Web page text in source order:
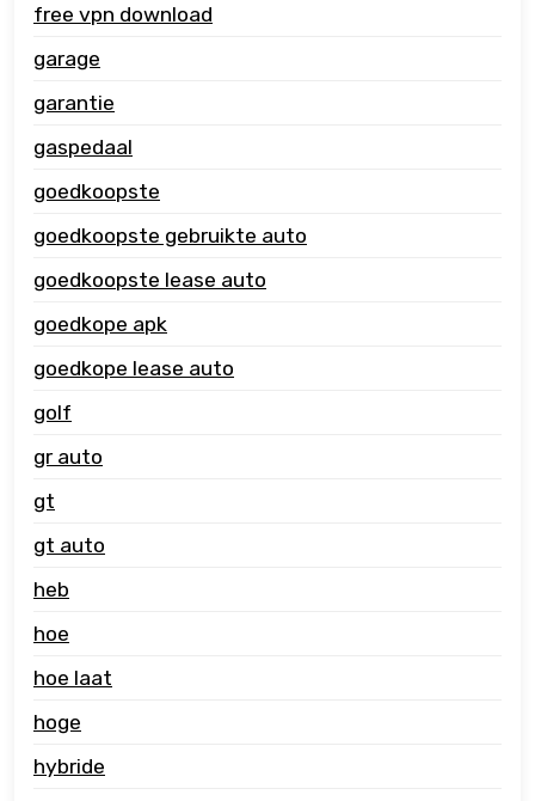
free vpn download
garage
garantie
gaspedaal
goedkoopste
goedkoopste gebruikte auto
goedkoopste lease auto
goedkope apk
goedkope lease auto
golf
gr auto
gt
gt auto
heb
hoe
hoe laat
hoge
hybride